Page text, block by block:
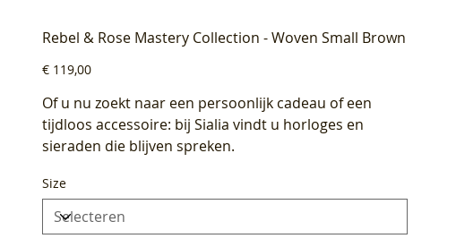
Rebel & Rose Mastery Collection - Woven Small Brown
Prijs
€ 119,00
Of u nu zoekt naar een persoonlijk cadeau of een
tijdloos accessoire: bij Sialia vindt u horloges en
sieraden die blijven spreken.
Size